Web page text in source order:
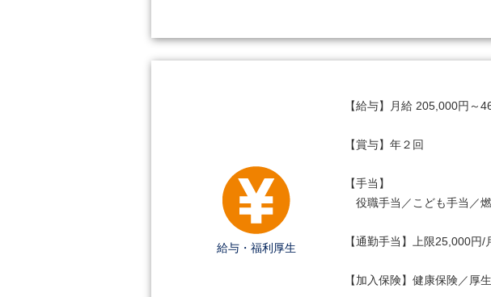
給与・福利厚生
【給与】月給 205,000円～
【賞与】年２回
【手当】
役職手当／こども手当／
【通勤手当】上限25,000円/
【加入保険】健康保険／厚